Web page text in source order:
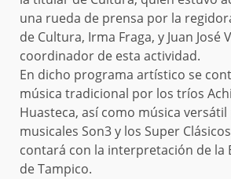
una rueda de prensa por la
de Cultura, Irma Fraga, y Juan José
coordinador de esta actividad.
En dicho programa artístico se
música tradicional por los tríos
Huasteca, así como música
musicales Son3 y los Super
contará con la interpretación de la
de Tampico.